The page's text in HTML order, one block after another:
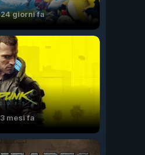
24 giorni fa
3 mesi fa